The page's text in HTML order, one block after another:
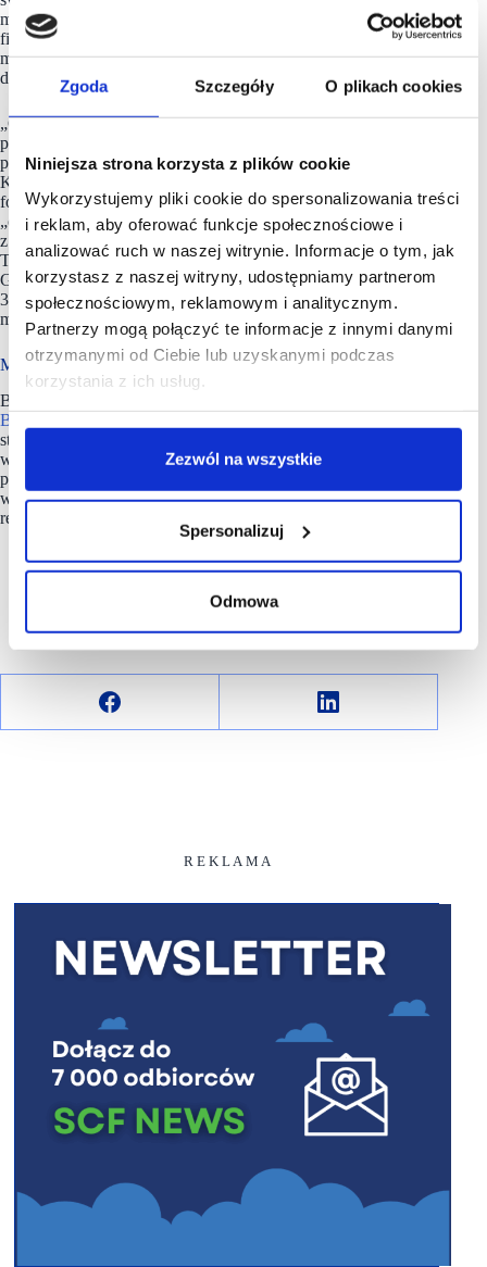
Zgoda Szczegóły O plikach cookies
Niniejsza strona korzysta z plików cookie
Wykorzystujemy pliki cookie do spersonalizowania treści
i reklam, aby oferować funkcje społecznościowe i
analizować ruch w naszej witrynie. Informacje o tym, jak
korzystasz z naszej witryny, udostępniamy partnerom
społecznościowym, reklamowym i analitycznym.
Partnerzy mogą połączyć te informacje z innymi danymi
otrzymanymi od Ciebie lub uzyskanymi podczas
korzystania z ich usług.
Zezwól na wszystkie
Spersonalizuj
Odmowa
możliwości odroczenia płatności lub skorzystania z innej opcji
finansowania zakupu. Szczególnie doskwiera to osobom
między 18 a 29 rokiem życia, w tej grupie odsetek ten wzrasta
do 12 proc.
„Cyfryzacja małych biznesów, rozpowszechnienie terminali
płatniczych oraz rozwój platform internetowych z używanymi
produktami całkowicie zmieniły możliwości finansowania.
Konsumenci podczas zakupów często korzystają z różnych
form płatności np. kartą kredytową, która oferuje możliwość
„chargebacku”, gdy przedmiot okaże się niezgodny
z wystawioną ofertą. Ciekawym rozwiązaniem jest Visa
TurboKARTA dostępna w Santander Consumer Banku.
Gwarantuje ona wygodne i bezpieczne zakupy dzięki usłudze
3D Secure, a także do 360 zł zwrotu za wybrane płatności” –
mówi Tobiasz Wójcikiewicz z Santander Consumer Banku.
Metodologia badania
Badanie zostało zrealizowane na zlecenie
Banku
standaryzowanych wywiadów kwestionariuszowych
wspomaganych komputerowo (CATI), przeprowadzonych
przez Instytut Badań Rynkowych i Społecznych (IBRiS)
w dniach 22 marca-8 kwietnia 2024 r. W badaniu wzięła udział
reprezentatywna grupa dorosłych
R E K L A M A